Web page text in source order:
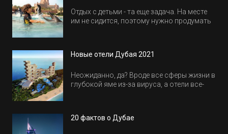
Отдых с детьми - та еще задача. На месте
им не сидится, поэтому нужно продумать
Новые отели Дубая 2021
Неожиданно, да? Вроде все сферы жизни в
глубокой яме из-за вируса, а отели все-
обычно на первые заезды дают промо-
20 фактов о Дубае